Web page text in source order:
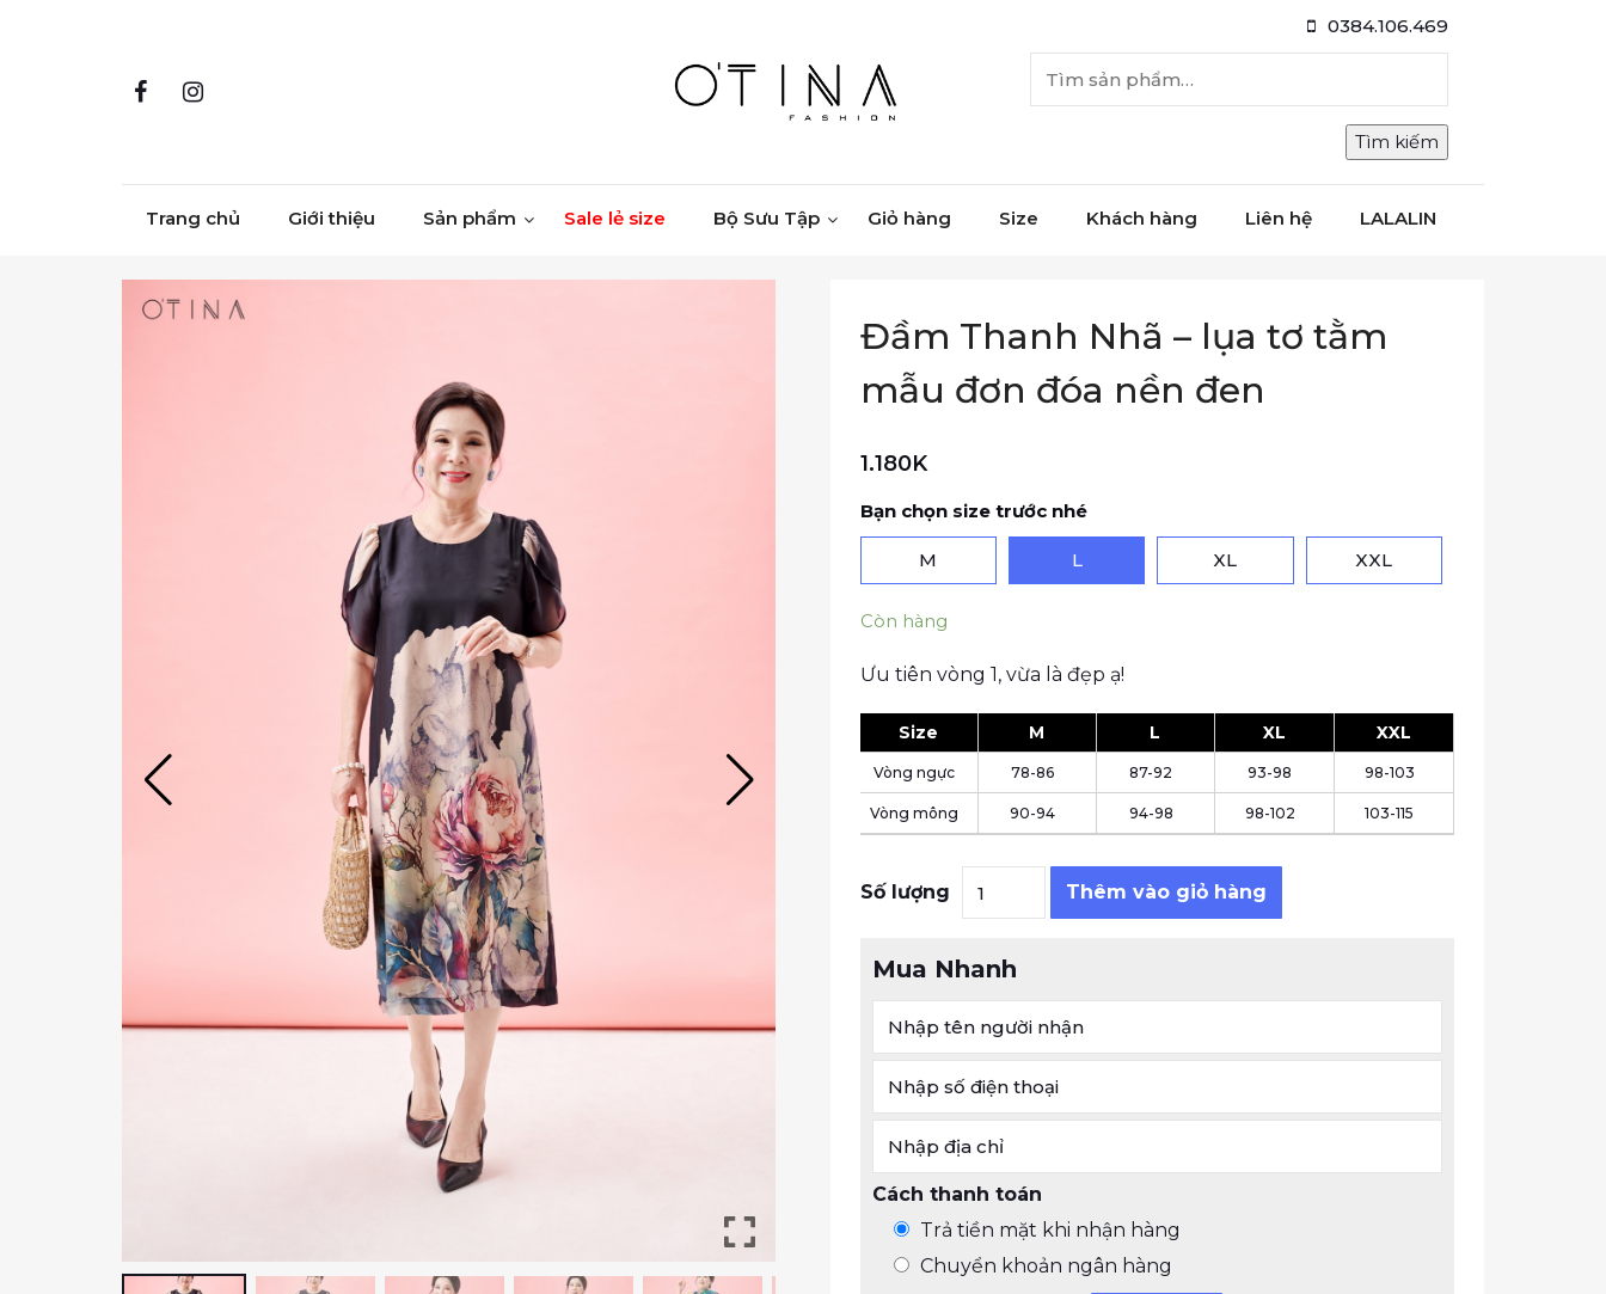
0384.106.469
Tìm kiếm
Trang chủ Giới thiệu Sản phẩm Sale lẻ size Bộ Sưu Tập Giỏ hàng Size Khách hàng Liên hệ LALALIN
Đầm Thanh Nhã – lụa tơ tằm
mẫu đơn đóa nền đen
1.180K
Bạn chọn size trước nhé
M L XL XXL
Còn hàng
Ưu tiên vòng 1, vừa là đẹp ạ!
Size M L XL XXL
Vòng ngực 78-86 87-92 93-98 98-103
Vòng mông 90-94 94-98 98-102 103-115
Số lượng Đầm Thanh Nhã - lụa tơ tằm mẫu đơn đóa nền đen số lượng
Thêm vào giỏ hàng
Mua Nhanh
Cách thanh toán
Trả tiền mặt khi nhận hàng
Chuyển khoản ngân hàng